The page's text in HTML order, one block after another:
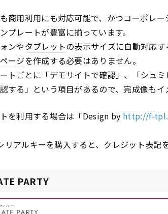
商用利用にも対応可能で、かつコーポレ
プレートが豊富に揃っています。
ンやタブレットの表示サイズに自動対応す
ページを作成する必要はありません。
トごとに「デモサイトで確認」、「シュ
認する」という項目があるので、完成像もイ
を利用する場合は「Design by http://f-
リアルキーを購入すると、クレジット表記
PARTY